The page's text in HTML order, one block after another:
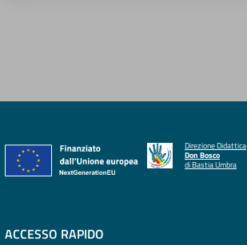
Direzione Didattica
Don Bosco
di Bastia Umbra
ACCESSO RAPIDO